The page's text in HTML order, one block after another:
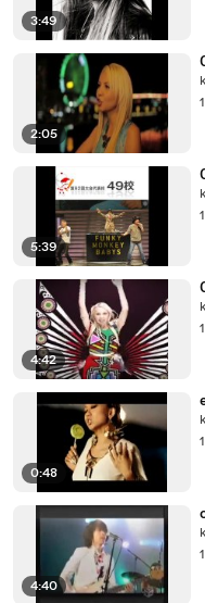
3:49
2:05
5:39
4:42
0:48
4:40